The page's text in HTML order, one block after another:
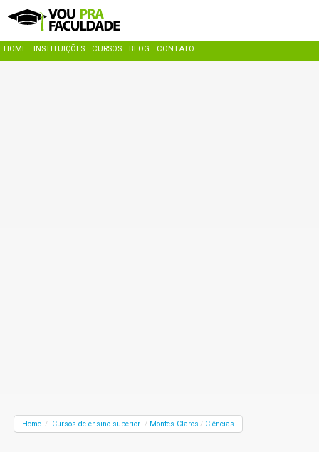
HOME INSTITUIÇÕES CURSOS BLOG CONTATO
Home / Cursos de ensino superior / Montes Claros / Ciências